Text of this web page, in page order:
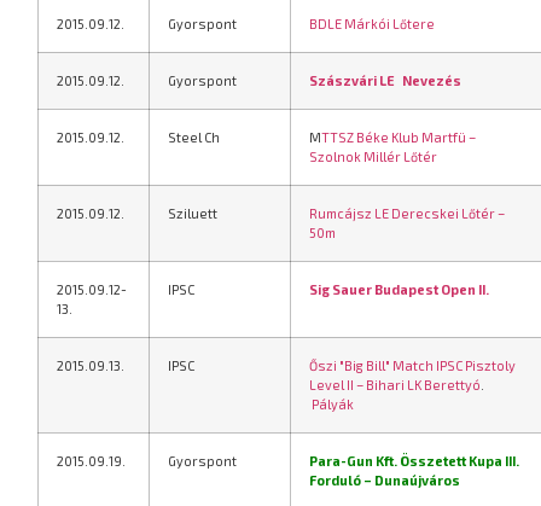
2015.09.12. Gyorspont BDLE Márkói Lőtere
2015.09.12. Gyorspont Szászvári LE Nevezés
2015.09.12. Steel Ch MTTSZ Béke Klub Martfü –
Szolnok Millér Lőtér
2015.09.12. Sziluett
Rumcájsz LE Derecskei Lőtér –
50m
2015.09.12-
13.
IPSC Sig Sauer Budapest Open II.
2015.09.13. IPSC
Őszi "Big Bill" Match IPSC Pisztoly
Level II – Bihari LK Berettyó
Pályák
2015.09.19. Gyorspont
Para-Gun Kft. Összetett Kupa III.
Forduló – Dunaújváros